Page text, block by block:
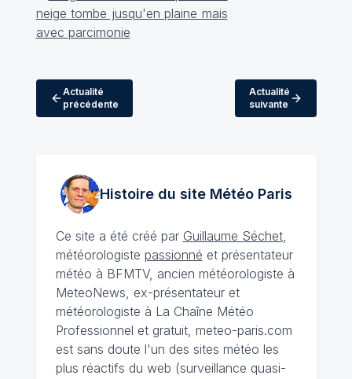
Actualité
précédente
Actualité
suivante
Histoire du site MétéoParis
Ce site a été créé par Guillaume Séchet,
météorologiste passionné et présentateur
météo à BFMTV, ancien météorologiste à
MeteoNews, ex-présentateur et
météorologiste à La Chaîne Météo
Professionnel et gratuit, meteo-paris.com
est sans doute l'un des sites météo les
plus réactifs du web (surveillance quasi-